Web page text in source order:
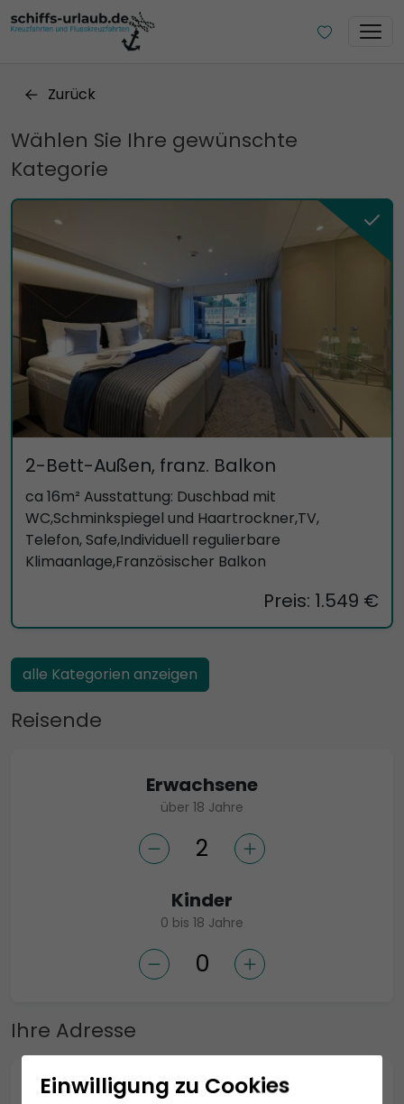
Zurück
Wählen Sie Ihre gewünschte
Kategorie
2-Bett-Außen, franz. Balkon
ca 16m² Ausstattung: Duschbad mit
WC,Schminkspiegel und Haartrockner,TV,
Telefon, Safe,Individuell regulierbare
Klimaanlage,Französischer Balkon
Preis: 1.549 €
alle Kategorien anzeigen
Reisende
Erwachsene
über 18 Jahre
Kinder
0 bis 18 Jahre
Ihre Adresse
Anrede *
Einwilligung zu Cookies